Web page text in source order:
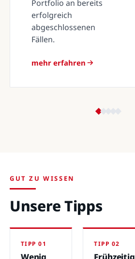
Portfolio an bereits
erfolgreich
abgeschlossenen
Fällen.
mehr erfahren
GUT ZU WISSEN
Unsere Tipps
TIPP 01
Wenig
TIPP 02
Frühzeitig